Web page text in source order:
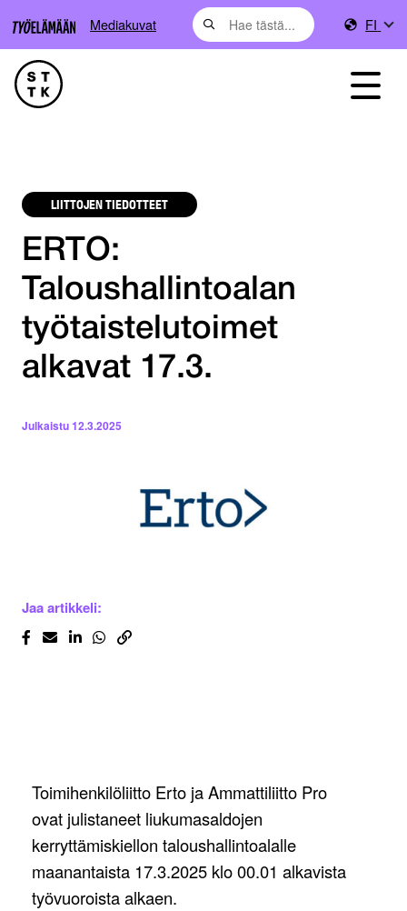
Mediakuvat FI
LIITTOJEN TIEDOTTEET
ERTO:
Taloushallintoalan
työtaistelutoimet
alkavat 17.3.
Julkaistu12.3.2025
Jaa artikkeli:
Toimihenkilöliitto Erto ja Ammattiliitto Pro
ovat julistaneet liukumasaldojen
kerryttämiskiellon taloushallintoalalle
maanantaista 17.3.2025 klo 00.01 alkavista
työvuoroista alkaen.